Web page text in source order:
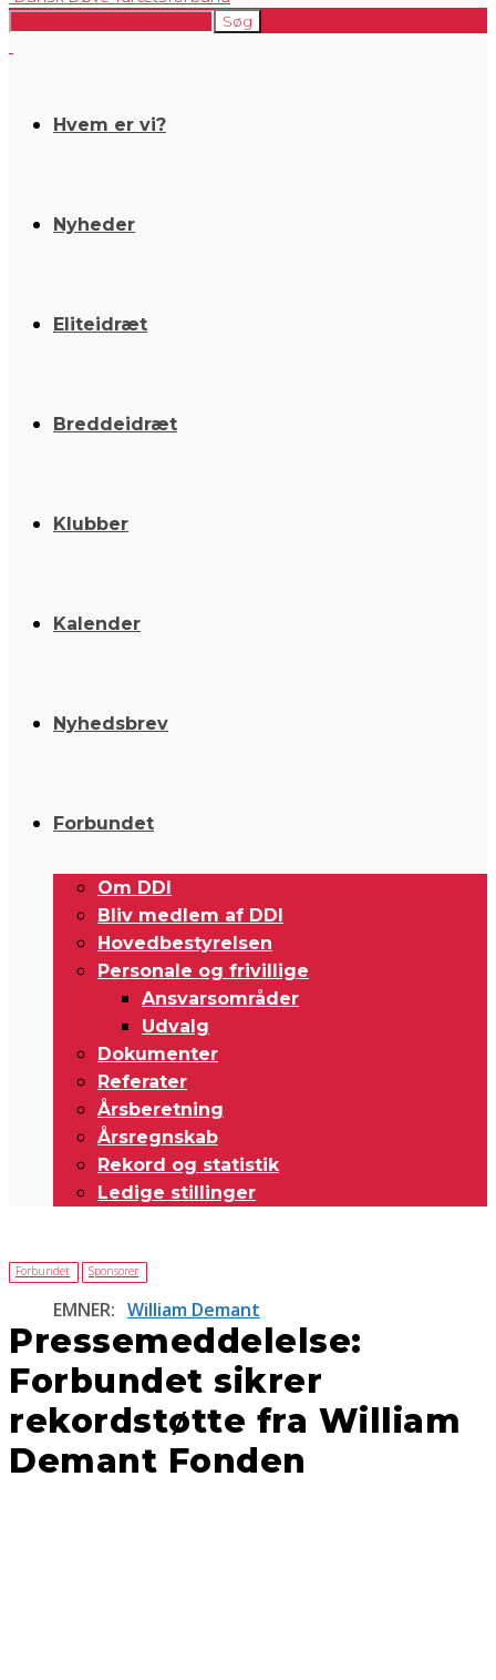
Hvem er vi?
Nyheder
Eliteidræt
Breddeidræt
Klubber
Kalender
Nyhedsbrev
Forbundet
Om DDI
Bliv medlem af DDI
Hovedbestyrelsen
Personale og frivillige
Ansvarsområder
Udvalg
Dokumenter
Referater
Årsberetning
Årsregnskab
Rekord og statistik
Ledige stillinger
Forbundet Sponsorer
EMNER: William Demant
Pressemeddelelse:
Forbundet sikrer
rekordstøtte fra William
Demant Fonden